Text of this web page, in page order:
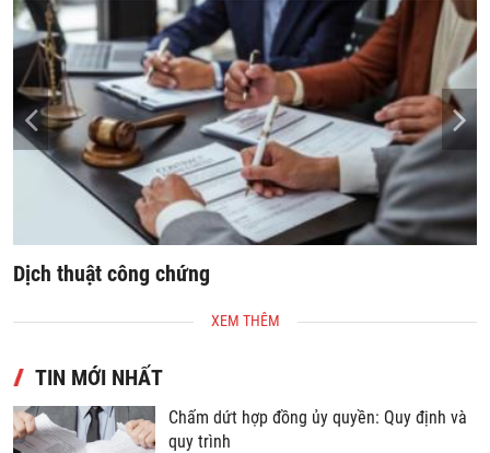
Dịch thuật công chứng
XEM THÊM
TIN MỚI NHẤT
Chấm dứt hợp đồng ủy quyền: Quy định và
quy trình